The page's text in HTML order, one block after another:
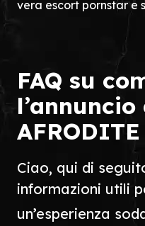
vera escort pornstar e
FAQ su
AFRODITE
Ciao, qui di
informazioni utili
un’esperienza